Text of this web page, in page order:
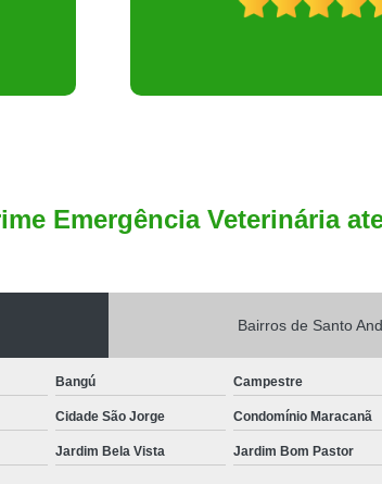
Emergência Veterinária
Bairros de Santo
Bangú Campestre
Cidade São Jorge Condomínio Maracanã
Jardim Bela Vista Jardim Bom Pastor